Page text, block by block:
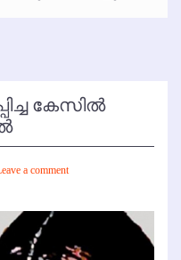
കേസില്‍
a comment